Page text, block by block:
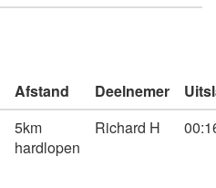
Afstand Deelnemer
5km
hardlopen
Richard H